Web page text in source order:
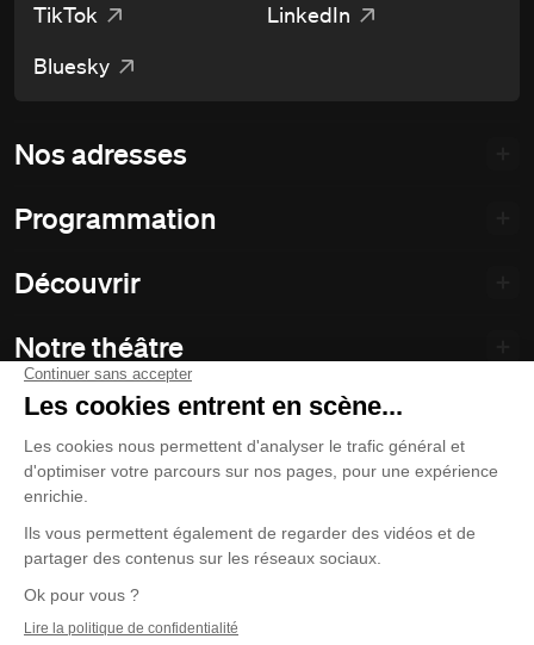
TikTok
LinkedIn
Bluesky
Nos adresses
Programmation
Découvrir
Notre théâtre
Philanthropie et partenariats
Nos politiques
Duceppe